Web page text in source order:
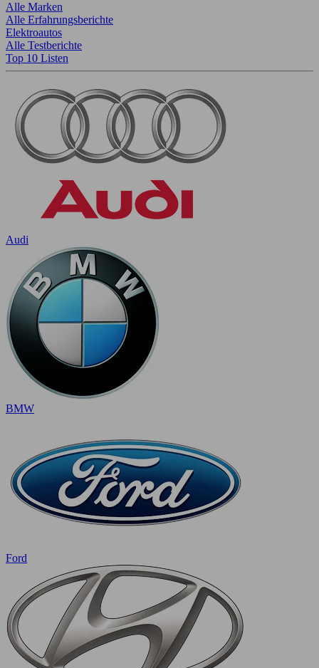
Alle Marken
Alle Erfahrungsberichte
Elektroautos
Alle Testberichte
Top 10 Listen
Audi
BMW
Ford